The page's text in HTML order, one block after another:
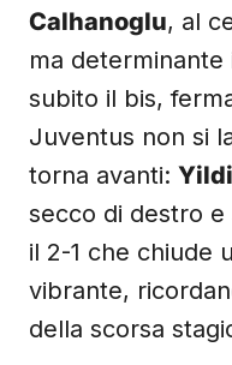
Calhanoglu, al
ma
subito il bis,
Juventus non si
torna avanti:
secco di destro
il 2-1 che chiude
vibrante,
della scorsa